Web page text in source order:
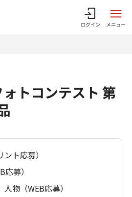
ログイン メニュー
トコンテスト 第
ト応募）
募）
物（WEB応募）